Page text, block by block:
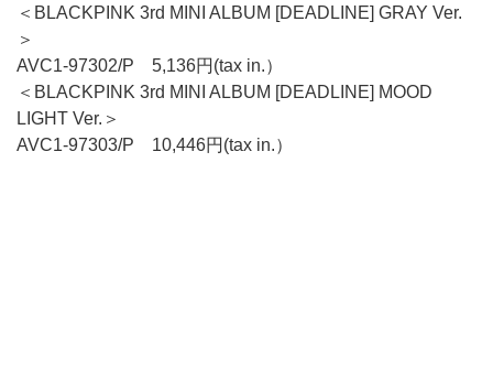
＜BLACKPINK 3rd MINI ALBUM [DEADLINE] GRAY Ver.
＞
AVC1-97302/P 5,136円(tax in.）
＜BLACKPINK 3rd MINI ALBUM [DEADLINE] MOOD
LIGHT Ver.＞
AVC1-97303/P 10,446円(tax in.）